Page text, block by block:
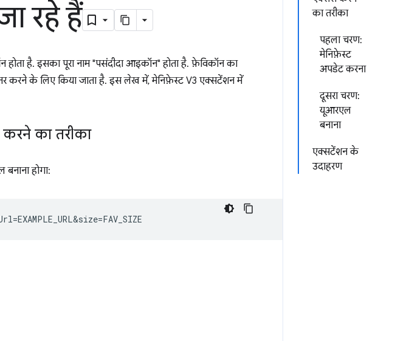
का तरीका
पहला चरण:
मेनिफ़ेस्ट
अपडेट करना
दूसरा चरण:
यूआरएल
बनाना
एक्सटेंशन के
उदाहरण
रहे हैं
होता है. इसका पूरा नाम "पसंदीदा आइकॉन" होता है. फ़ेविकॉन का
करने के लिए किया जाता है. इस लेख में, मेनिफ़ेस्ट V3 एक्सटेंशन में
का तरीका
होगा: